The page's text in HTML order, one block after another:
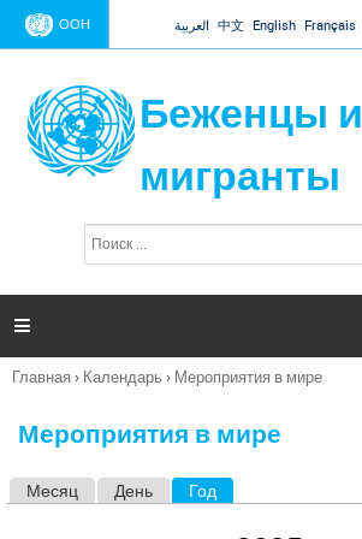
Jump to navigation
ООН العربية 中文 English Français
Беженцы и
мигранты
п
и

Вы
Главная › Календарь › Мероприятия в мире
Мероприятия в мире
Месяц День Год